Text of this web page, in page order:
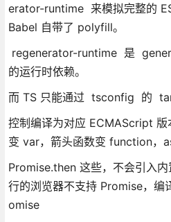
erator-runtime 来模拟完整的
Babel 自带了 polyfill。
regenerator-runtime 是
的运行时依赖。
而 TS 只能通过 tsconfig 的
控制编译为对应 ECMAScript
变 var，箭头函数变 function，
Promise.then 这些，不会引入
行的浏览器不支持 Promise，编
omise